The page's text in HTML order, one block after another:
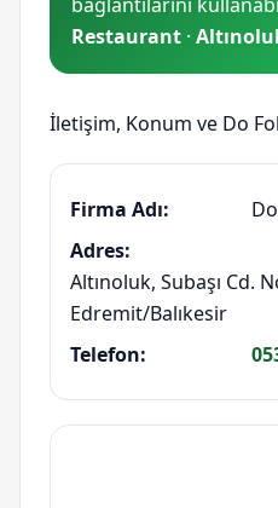
Restaurant ·
İletişim, Konum ve Do
Firma Adı:
Adres:
Altınoluk, Subaşı Cd.
Edremit/Balıkesir
Telefon: